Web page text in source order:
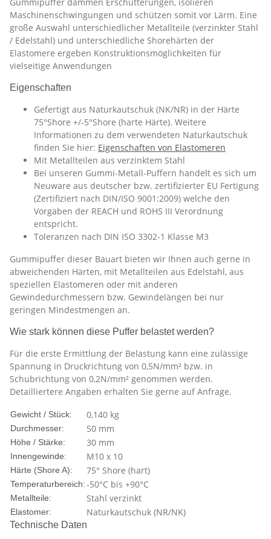
Maschinenschwingungen und schützen somit vor Lärm. Eine
große Auswahl unterschiedlicher Metallteile (verzinkter Stahl
/ Edelstahl) und unterschiedliche Shorehärten der
Elastomere ergeben Konstruktionsmöglichkeiten für
vielseitige Anwendungen
Eigenschaften
Gefertigt aus Naturkautschuk (NK/NR) in der Härte
75°Shore +/-5°Shore (harte Härte). Weitere
Informationen zu dem verwendeten Naturkautschuk
finden Sie hier: Eigenschaften von Elastomeren
Mit Metallteilen aus verzinktem Stahl
Bei unseren Gummi-Metall-Puffern handelt es sich um
Neuware aus deutscher bzw. zertifizierter EU Fertigung
(Zertifiziert nach DIN/ISO 9001:2009) welche den
Vorgaben der REACH und ROHS III Verordnung
entspricht.
Toleranzen nach DIN ISO 3302-1 Klasse M3
Gummipuffer dieser Bauart bieten wir Ihnen auch gerne in
abweichenden Härten, mit Metallteilen aus Edelstahl, aus
speziellen Elastomeren oder mit anderen
Gewindedurchmessern bzw. Gewindelängen bei nur
geringen Mindestmengen an.
Wie stark können diese Puffer belastet werden?
Für die erste Ermittlung der Belastung kann eine zulässige
Spannung in Druckrichtung von 0,5N/mm² bzw. in
Schubrichtung von 0,2N/mm² genommen werden.
Detailliertere Angaben erhalten Sie gerne auf Anfrage.
Technische Daten
Gewicht / Stück: 0,140 kg
Durchmesser: 50 mm
Höhe / Stärke: 30 mm
Innengewinde: M10 x 10
Härte (Shore A): 75° Shore (hart)
Temperaturbereich:-50°C bis +90°C
Metallteile: Stahl verzinkt
Elastomer: Naturkautschuk (NR/NK)